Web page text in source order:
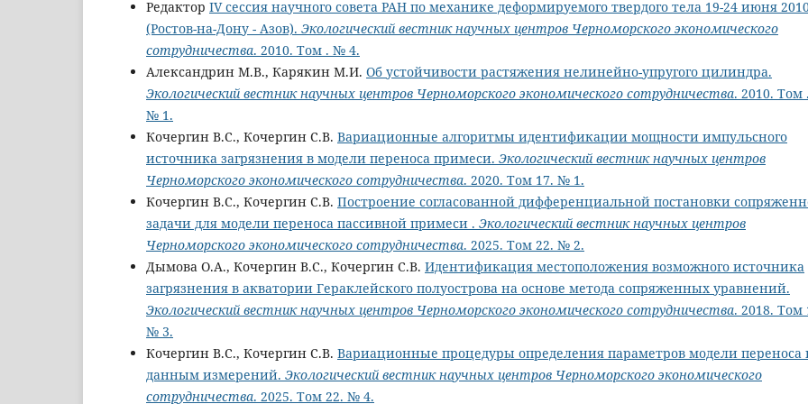
Редактор IV сессия научного совета РАН по механике деформируемого твердого тела 19-24 июня
(Ростов-на-Дону - Азов). Экологический вестник научных центров Черноморского экономического
сотрудничества. 2010. Том . № 4.
Александрин М.В., Карякин М.И. Об устойчивости растяжения нелинейно-упругого цилиндра.
Экологический вестник научных центров Черноморского экономического сотрудничества. 2010. Том .
№ 1.
Кочергин В.С., Кочергин С.В. Вариационные алгоритмы идентификации мощности импульсного
источника загрязнения в модели переноса примеси. Экологический вестник научных центров
Черноморского экономического сотрудничества. 2020. Том 17. № 1.
Кочергин В.С., Кочергин С.В. Построение согласованной дифференциальной постановки
задачи для модели переноса пассивной примеси . Экологический вестник научных центров
Черноморского экономического сотрудничества. 2025. Том 22. № 2.
Дымова О.А., Кочергин В.С., Кочергин С.В. Идентификация местоположения возможного источника
загрязнения в акватории Гераклейского полуострова на основе метода сопряженных уравнений.
Экологический вестник научных центров Черноморского экономического сотрудничества. 2018. Том
№ 3.
Кочергин В.С., Кочергин С.В. Вариационные процедуры определения параметров модели переноса
данным измерений. Экологический вестник научных центров Черноморского экономического
сотрудничества. 2025. Том 22. № 4.